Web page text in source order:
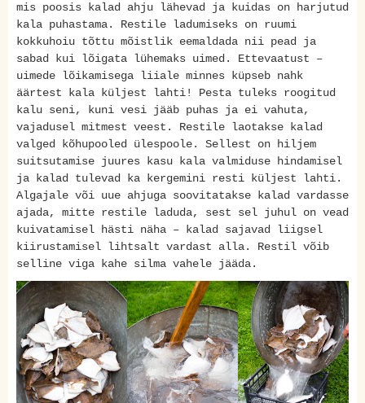
mis poosis kalad ahju lähevad ja kuidas on harjutud
kala puhastama. Restile ladumiseks on ruumi
kokkuhoiu tõttu mõistlik eemaldada nii pead ja
sabad kui lõigata lühemaks uimed. Ettevaatust –
uimede lõikamisega liiale minnes küpseb nahk
äärtest kala küljest lahti! Pesta tuleks roogitud
kalu seni, kuni vesi jääb puhas ja ei vahuta,
vajadusel mitmest veest. Restile laotakse kalad
valged kõhupooled ülespoole. Sellest on hiljem
suitsutamise juures kasu kala valmiduse hindamisel
ja kalad tulevad ka kergemini resti küljest lahti.
Algajale või uue ahjuga soovitatakse kalad vardasse
ajada, mitte restile laduda, sest sel juhul on vead
kuivatamisel hästi näha – kalad sajavad liigsel
kiirustamisel lihtsalt vardast alla. Restil võib
selline viga kahe silma vahele jääda.